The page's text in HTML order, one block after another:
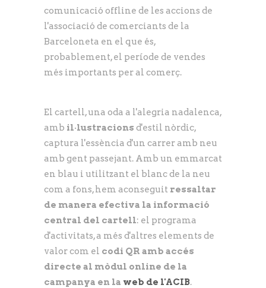
comunicació offline de les accions de
l'associació de comerciants de la
Barceloneta en el que és,
probablement, el període de vendes
més importants per al comerç.
El cartell, una oda a l'alegria nadalenca,
amb il·lustracions d'estil nòrdic,
captura l'essència d'un carrer amb neu
amb gent passejant. Amb un emmarcat
en blau i utilitzant el blanc de la neu
com a fons, hem aconseguit ressaltar
de manera efectiva la informació
central del cartell: el programa
d'activitats, a més d'altres elements de
valor com el codi QR amb accés
directe al mòdul online de la
campanya en la web de l'ACIB.